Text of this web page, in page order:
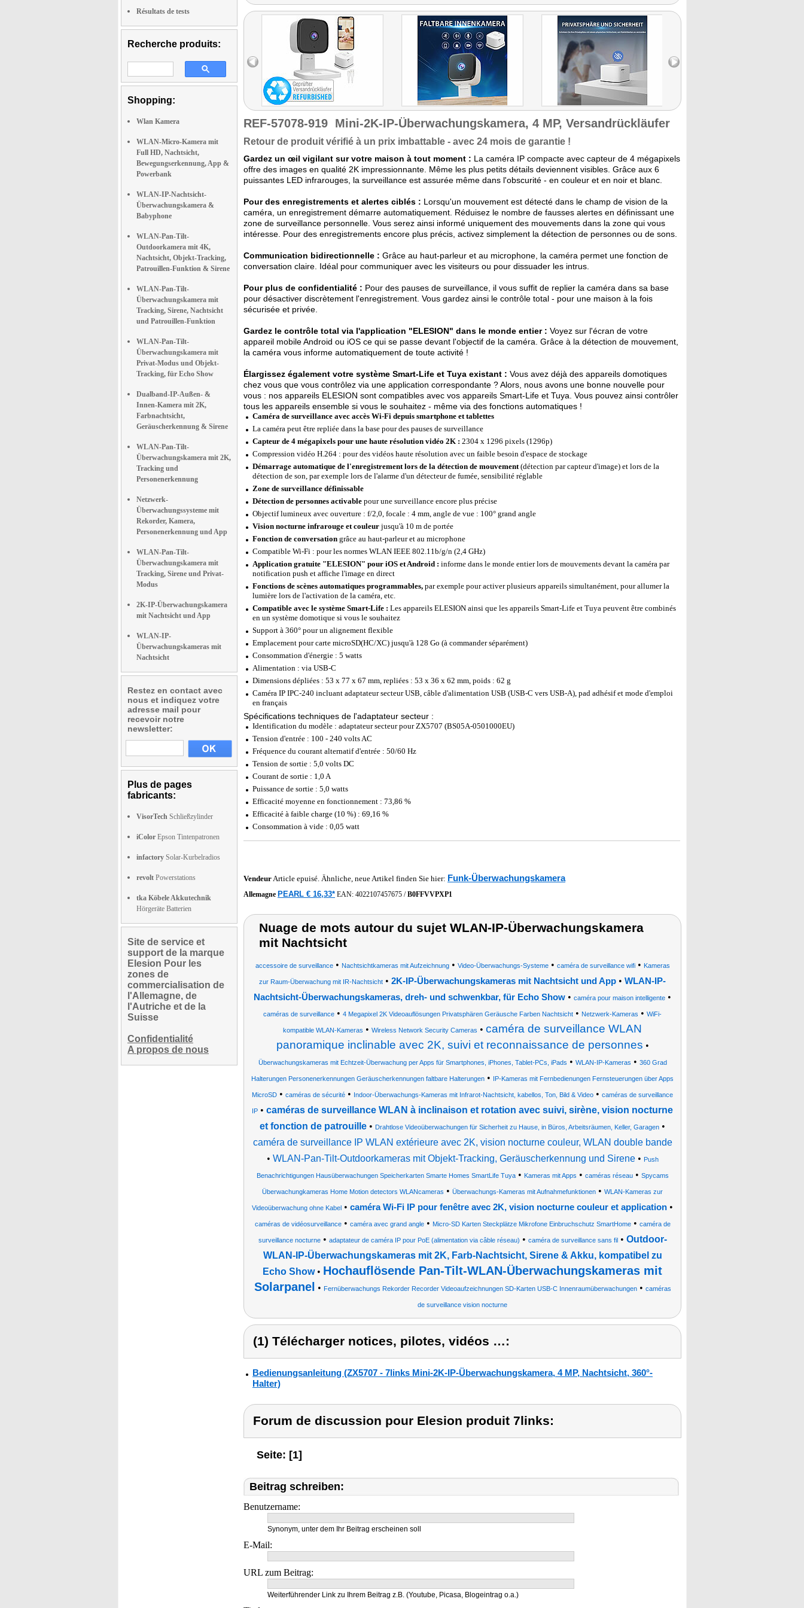
Résultats de tests
Recherche produits:
Shopping:
Wlan Kamera
WLAN-Micro-Kamera mit
Full HD, Nachtsicht,
Bewegungserkennung, App &
Powerbank
WLAN-IP-Nachtsicht-
Überwachungskamera &
Babyphone
WLAN-Pan-Tilt-
Outdoorkamera mit 4K,
Nachtsicht, Objekt-Tracking,
Patrouillen-Funktion & Sirene
WLAN-Pan-Tilt-
Überwachungskamera mit
Tracking, Sirene, Nachtsicht
und Patrouillen-Funktion
WLAN-Pan-Tilt-
Überwachungskamera mit
Privat-Modus und Objekt-
Tracking, für Echo Show
Dualband-IP-Außen- &
Innen-Kamera mit 2K,
Farbnachtsicht,
Geräuscherkennung & Sirene
WLAN-Pan-Tilt-
Überwachungskamera mit 2K,
Tracking und
Personenerkennung
Netzwerk-
Überwachungssysteme mit
Rekorder, Kamera,
Personenerkennung und App
WLAN-Pan-Tilt-
Überwachungskamera mit
Tracking, Sirene und Privat-
Modus
2K-IP-Überwachungskamera
mit Nachtsicht und App
WLAN-IP-
Überwachungskameras mit
Nachtsicht
Restez en contact avec
nous et indiquez votre
adresse mail pour
recevoir notre
newsletter:
Plus de pages
fabricants:
VisorTech Schließzylinder
iColor Epson Tintenpatronen
infactory Solar-Kurbelradios
revolt Powerstations
tka Köbele Akkutechnik
Hörgeräte Batterien
Site de service et
support de la marque
Elesion Pour les
zones de
commercialisation de
l'Allemagne, de
l'Autriche et de la
Suisse
Confidentialité
A propos de nous
REF-57078-919 Mini-2K-IP-Überwachungskamera, 4 MP, Versandrückläufer
Retour de produit vérifié à un prix imbattable - avec 24 mois de garantie !
Gardez un œil vigilant sur votre maison à tout moment : La caméra IP compacte avec capteur de 4 mégapixels
offre des images en qualité 2K impressionnante. Même les plus petits détails deviennent visibles. Grâce aux 6
puissantes LED infrarouges, la surveillance est assurée même dans l'obscurité - en couleur et en noir et blanc.
Pour des enregistrements et alertes ciblés : Lorsqu'un mouvement est détecté dans le champ de vision de la
caméra, un enregistrement démarre automatiquement. Réduisez le nombre de fausses alertes en définissant une
zone de surveillance personnelle. Vous serez ainsi informé uniquement des mouvements dans la zone qui vous
intéresse. Pour des enregistrements encore plus précis, activez simplement la détection de personnes ou de sons.
Communication bidirectionnelle : Grâce au haut-parleur et au microphone, la caméra permet une fonction de
conversation claire. Idéal pour communiquer avec les visiteurs ou pour dissuader les intrus.
Pour plus de confidentialité : Pour des pauses de surveillance, il vous suffit de replier la caméra dans sa base
pour désactiver discrètement l'enregistrement. Vous gardez ainsi le contrôle total - pour une maison à la fois
sécurisée et privée.
Gardez le contrôle total via l'application "ELESION" dans le monde entier : Voyez sur l'écran de votre
appareil mobile Android ou iOS ce qui se passe devant l'objectif de la caméra. Grâce à la détection de mouvement,
la caméra vous informe automatiquement de toute activité !
Élargissez également votre système Smart-Life et Tuya existant : Vous avez déjà des appareils domotiques
chez vous que vous contrôlez via une application correspondante ? Alors, nous avons une bonne nouvelle pour
vous : nos appareils ELESION sont compatibles avec vos appareils Smart-Life et Tuya. Vous pouvez ainsi contrôler
tous les appareils ensemble si vous le souhaitez - même via des fonctions automatiques !
Caméra de surveillance avec accès Wi-Fi depuis smartphone et tablettes
La caméra peut être repliée dans la base pour des pauses de surveillance
Capteur de 4 mégapixels pour une haute résolution vidéo 2K : 2304 x 1296 pixels (1296p)
Compression vidéo H.264 : pour des vidéos haute résolution avec un faible besoin d'espace de stockage
Démarrage automatique de l'enregistrement lors de la détection de mouvement(détection par capteur d'image) et lors de la
détection de son, par exemple lors de l'alarme d'un détecteur de fumée, sensibilité réglable
Zone de surveillance définissable
Détection de personnes activable pour une surveillance encore plus précise
Objectif lumineux avec ouverture : f/2,0, focale : 4 mm, angle de vue : 100° grand angle
Vision nocturne infrarouge et couleur jusqu'à 10 m de portée
Fonction de conversation grâce au haut-parleur et au microphone
Compatible Wi-Fi : pour les normes WLAN IEEE 802.11b/g/n (2,4 GHz)
Application gratuite "ELESION" pour iOS et Android : informe dans le monde entier lors de mouvements devant la caméra par
notification push et affiche l'image en direct
Fonctions de scènes automatiques programmables, par exemple pour activer plusieurs appareils simultanément, pour allumer la
lumière lors de l'activation de la caméra, etc.
Compatible avec le système Smart-Life : Les appareils ELESION ainsi que les appareils Smart-Life et Tuya peuvent être combinés
en un système domotique si vous le souhaitez
Support à 360° pour un alignement flexible
Emplacement pour carte microSD(HC/XC) jusqu'à 128 Go (à commander séparément)
Consommation d'énergie : 5 watts
Alimentation : via USB-C
Dimensions dépliées : 53 x 77 x 67 mm, repliées : 53 x 36 x 62 mm, poids : 62 g
Caméra IP IPC-240 incluant adaptateur secteur USB, câble d'alimentation USB (USB-C vers USB-A), pad adhésif et mode d'emploi
en français
Spécifications techniques de l'adaptateur secteur :
Identification du modèle : adaptateur secteur pour ZX5707 (BS05A-0501000EU)
Tension d'entrée : 100 - 240 volts AC
Fréquence du courant alternatif d'entrée : 50/60 Hz
Tension de sortie : 5,0 volts DC
Courant de sortie : 1,0 A
Puissance de sortie : 5,0 watts
Efficacité moyenne en fonctionnement : 73,86 %
Efficacité à faible charge (10 %) : 69,16 %
Consommation à vide : 0,05 watt
VendeurArticle epuisé. Ähnliche, neue Artikel finden Sie hier: Funk-Überwachungskamera
Allemagne PEARL € 16,33* EAN: 4022107457675 /B0FFVVPXP1
Nuage de mots autour du sujet WLAN-IP-Überwachungskamera
mit Nachtsicht
accessoire de surveillance• Nachtsichtkameras mit Aufzeichnung• Video-Überwachungs-Systeme• caméra de surveillance wifi• Kameras
zur Raum-Überwachung mit IR-Nachtsicht • 2K-IP-Überwachungskameras mit Nachtsicht und App • WLAN-IP-
Nachtsicht-Überwachungskameras, dreh- und schwenkbar, für Echo Show • caméra pour maison intelligente •
caméras de surveillance • 4 Megapixel 2K Videoauflösungen Privatsphären Geräusche Farben Nachtsicht • Netzwerk-Kameras • WiFi-
kompatible WLAN-Kameras • Wireless Network Security Cameras • caméra de surveillance WLAN
panoramique inclinable avec 2K, suivi et reconnaissance de personnes •
Überwachungskameras mit Echtzeit-Überwachung per Apps für Smartphones, iPhones, Tablet-PCs, iPads • WLAN-IP-Kameras • 360 Grad
Halterungen Personenerkennungen Geräuscherkennungen faltbare Halterungen • IP-Kameras mit Fernbedienungen Fernsteuerungen über Apps
MicroSD • caméras de sécurité • Indoor-Überwachungs-Kameras mit Infrarot-Nachtsicht, kabellos, Ton, Bild & Video • caméras de surveillance
IP • caméras de surveillance WLAN à inclinaison et rotation avec suivi, sirène, vision nocturne
et fonction de patrouille • Drahtlose Videoüberwachungen für Sicherheit zu Hause, in Büros, Arbeitsräumen, Keller, Garagen •
caméra de surveillance IP WLAN extérieure avec 2K, vision nocturne couleur, WLAN double bande
• WLAN-Pan-Tilt-Outdoorkameras mit Objekt-Tracking, Geräuscherkennung und Sirene• Push
Benachrichtigungen Hausüberwachungen Speicherkarten Smarte Homes SmartLife Tuya• Kameras mit Apps • caméras réseau• Spycams
Überwachungkameras Home Motion detectors WLANcameras • Überwachungs-Kameras mit Aufnahmefunktionen • WLAN-Kameras zur
Videoüberwachung ohne Kabel • caméra Wi-Fi IP pour fenêtre avec 2K, vision nocturne couleur et application •
caméras de vidéosurveillance• caméra avec grand angle• Micro-SD Karten Steckplätze Mikrofone Einbruchschutz SmartHome• caméra de
surveillance nocturne• adaptateur de caméra IP pour PoE (alimentation via câble réseau) • caméra de surveillance sans fil• Outdoor-
WLAN-IP-Überwachungskameras mit 2K, Farb-Nachtsicht, Sirene & Akku, kompatibel zu
Echo Show• Hochauflösende Pan-Tilt-WLAN-Überwachungskameras mit
Solarpanel
• Fernüberwachungs Rekorder Recorder Videoaufzeichnungen SD-Karten USB-C Innenraumüberwachungen• caméras
de surveillance vision nocturne
(1) Télécharger notices, pilotes, vidéos …:
Bedienungsanleitung (ZX5707 - 7links Mini-2K-IP-Überwachungskamera, 4 MP, Nachtsicht, 360°-
Halter)
Forum de discussion pour Elesion produit 7links:
Seite: [1]
Beitrag schreiben:
Benutzername:
Synonym, unter dem Ihr Beitrag erscheinen soll
E-Mail:
URL zum Beitrag:
Weiterführender Link zu Ihrem Beitrag z.B. (Youtube, Picasa, Blogeintrag o.a.)